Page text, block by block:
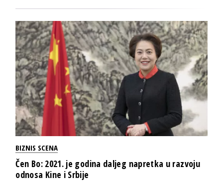
BIZNIS SCENA
Čen Bo: 2021. je godina daljeg napretka u razvoju
odnosa Kine i Srbije